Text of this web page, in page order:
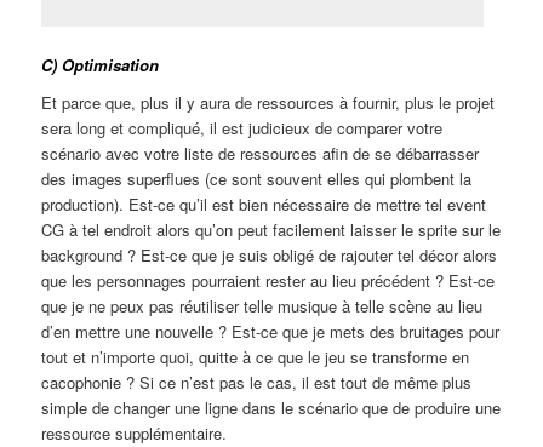
C) Optimisation
Et parce que, plus il y aura de ressources à fournir, plus le projet
sera long et compliqué, il est judicieux de comparer votre
scénario avec votre liste de ressources afin de se débarrasser
des images superflues (ce sont souvent elles qui plombent la
production). Est-ce qu’il est bien nécessaire de mettre tel event
CG à tel endroit alors qu’on peut facilement laisser le sprite sur le
background ? Est-ce que je suis obligé de rajouter tel décor alors
que les personnages pourraient rester au lieu précédent ? Est-ce
que je ne peux pas réutiliser telle musique à telle scène au lieu
d’en mettre une nouvelle ? Est-ce que je mets des bruitages pour
tout et n’importe quoi, quitte à ce que le jeu se transforme en
cacophonie ? Si ce n’est pas le cas, il est tout de même plus
simple de changer une ligne dans le scénario que de produire une
ressource supplémentaire.